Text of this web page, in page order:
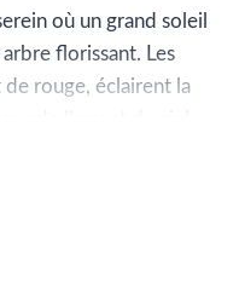
:
où un grand soleil
florissant. Les
rouge, éclairent la
et la nature en